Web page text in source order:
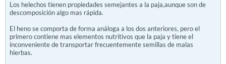
Los helechos tienen propiedades semejantes a la paja,aunque son de
descomposición algo mas rápida.
El heno se comporta de forma análoga a los dos anteriores, pero el
primero contiene mas elementos nutritivos que la paja y tiene el
inconveniente de transportar frecuentemente semillas de malas
hierbas.